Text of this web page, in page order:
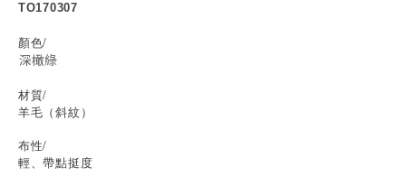
TO170307
顏色/
深橄綠
材質/
羊毛（斜紋）
布性/
輕、帶點挺度